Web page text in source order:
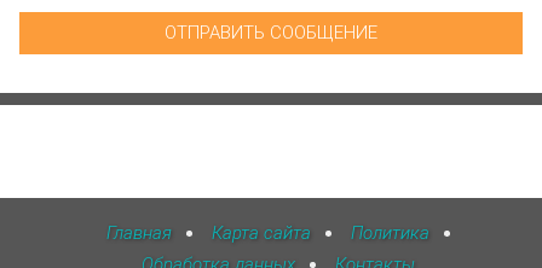
Главная Карта сайта
Политика